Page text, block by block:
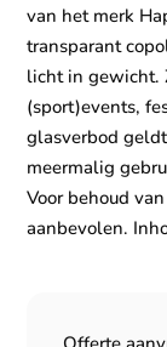
van het merk
transparant
licht in gewicht.
(sport)events,
glasverbod
meermalig
Voor behoud
aanbevolen.